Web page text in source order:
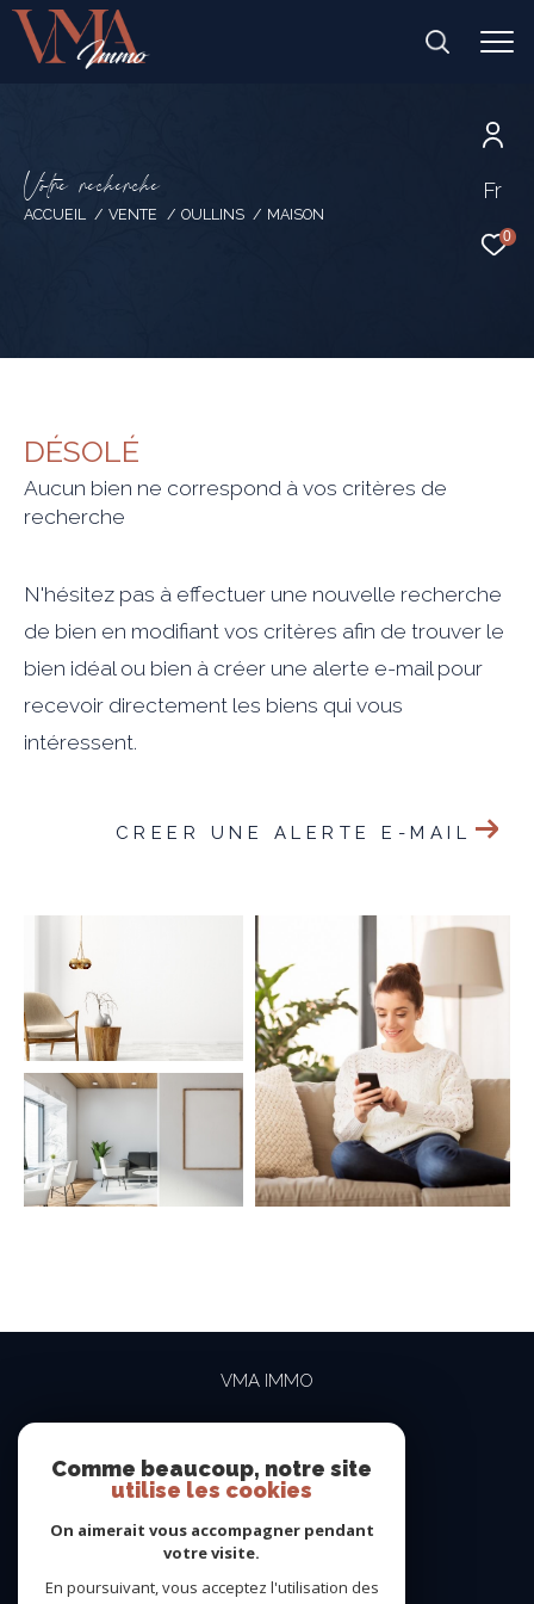
Fr
0
Votre recherche
ACCUEIL VENTE OULLINS MAISON
DÉSOLÉ
Aucun bien ne correspond à vos critères de
recherche
N'hésitez pas à effectuer une nouvelle recherche
de bien en modifiant vos critères afin de trouver le
bien idéal ou bien à créer une alerte e-mail pour
recevoir directement les biens qui vous
intéressent.
CREER UNE ALERTE E-MAIL
VMA IMMO
contact@vma-immo.com
19 rue des Rosiéristes
NOUS SUIVRE SUR
Comme beaucoup, notre site
utilise les cookies
On aimerait vous accompagner pendant
votre visite.
En poursuivant, vous acceptez l'utilisation des